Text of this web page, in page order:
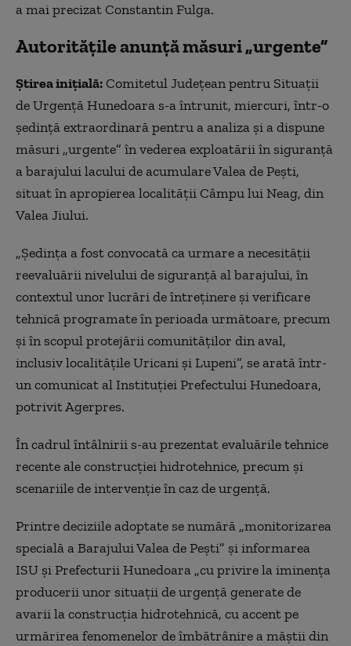
a mai precizat Constantin Fulga.
Autoritățile anunță măsuri „urgente”
Știrea inițială:Comitetul Județean pentru Situații
de Urgență Hunedoara s-a întrunit, miercuri, într-o
ședință extraordinară pentru a analiza și a dispune
măsuri „urgente” în vederea exploatării în siguranță
a barajului lacului de acumulare Valea de Pești,
situat în apropierea localității Câmpu lui Neag, din
Valea Jiului.
„Ședința a fost convocată ca urmare a necesității
reevaluării nivelului de siguranță al barajului, în
contextul unor lucrări de întreținere și verificare
tehnică programate în perioada următoare, precum
și în scopul protejării comunităților din aval,
inclusiv localitățile Uricani și Lupeni”, se arată într-
un comunicat al Instituției Prefectului Hunedoara,
potrivit Agerpres.
În cadrul întâlnirii s-au prezentat evaluările tehnice
recente ale construcției hidrotehnice, precum și
scenariile de intervenție în caz de urgență.
Printre deciziile adoptate se numără „monitorizarea
specială a Barajului Valea de Pești” și informarea
ISU și Prefecturii Hunedoara „cu privire la iminența
producerii unor situații de urgență generate de
avarii la construcția hidrotehnică, cu accent pe
urmărirea fenomenelor de îmbătrânire a măștii din